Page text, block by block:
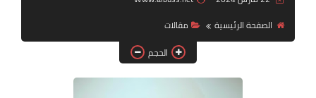
الصفحة الرئيسية
مقالات
الحجم